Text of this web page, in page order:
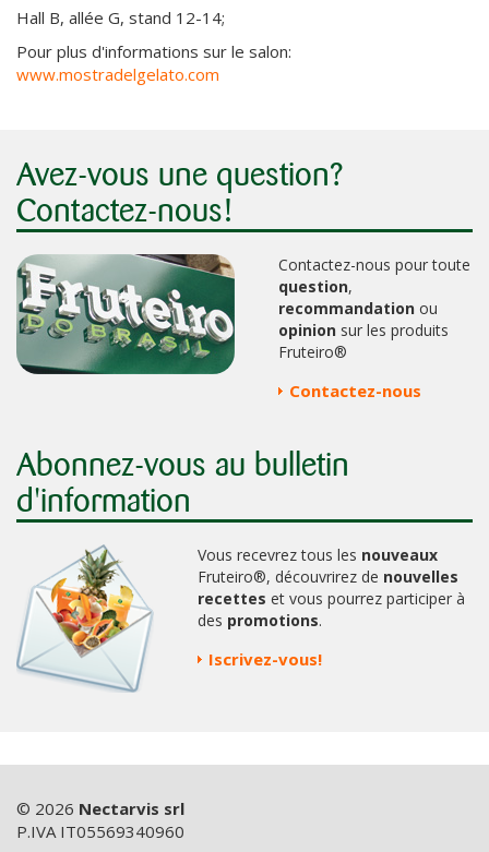
Hall B, allée G, stand 12-14;
Pour plus d'informations sur le salon:
www.mostradelgelato.com
Avez-vous une question?
Contactez-nous!
Contactez-nous pour toute
question,
recommandation ou
opinion sur les produits
Fruteiro®
Contactez-nous
Abonnez-vous au bulletin
d'information
Vous recevrez tous les nouveaux
Fruteiro®, découvrirez de nouvelles
recettes et vous pourrez participer à
des promotions.
Iscrivez-vous!
© 2026 Nectarvis srl
P.IVA IT05569340960